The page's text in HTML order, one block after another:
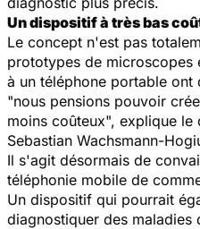
Un dispositif à très bas
Le concept n'est pas
prototypes de microscopes
à un téléphone portable ont
"nous pensions pouvoir
moins coûteux", explique
Sebastian Wachsmann-
Il s'agit désormais de
téléphonie mobile de
Un dispositif qui pourrait
diagnostiquer des maladies